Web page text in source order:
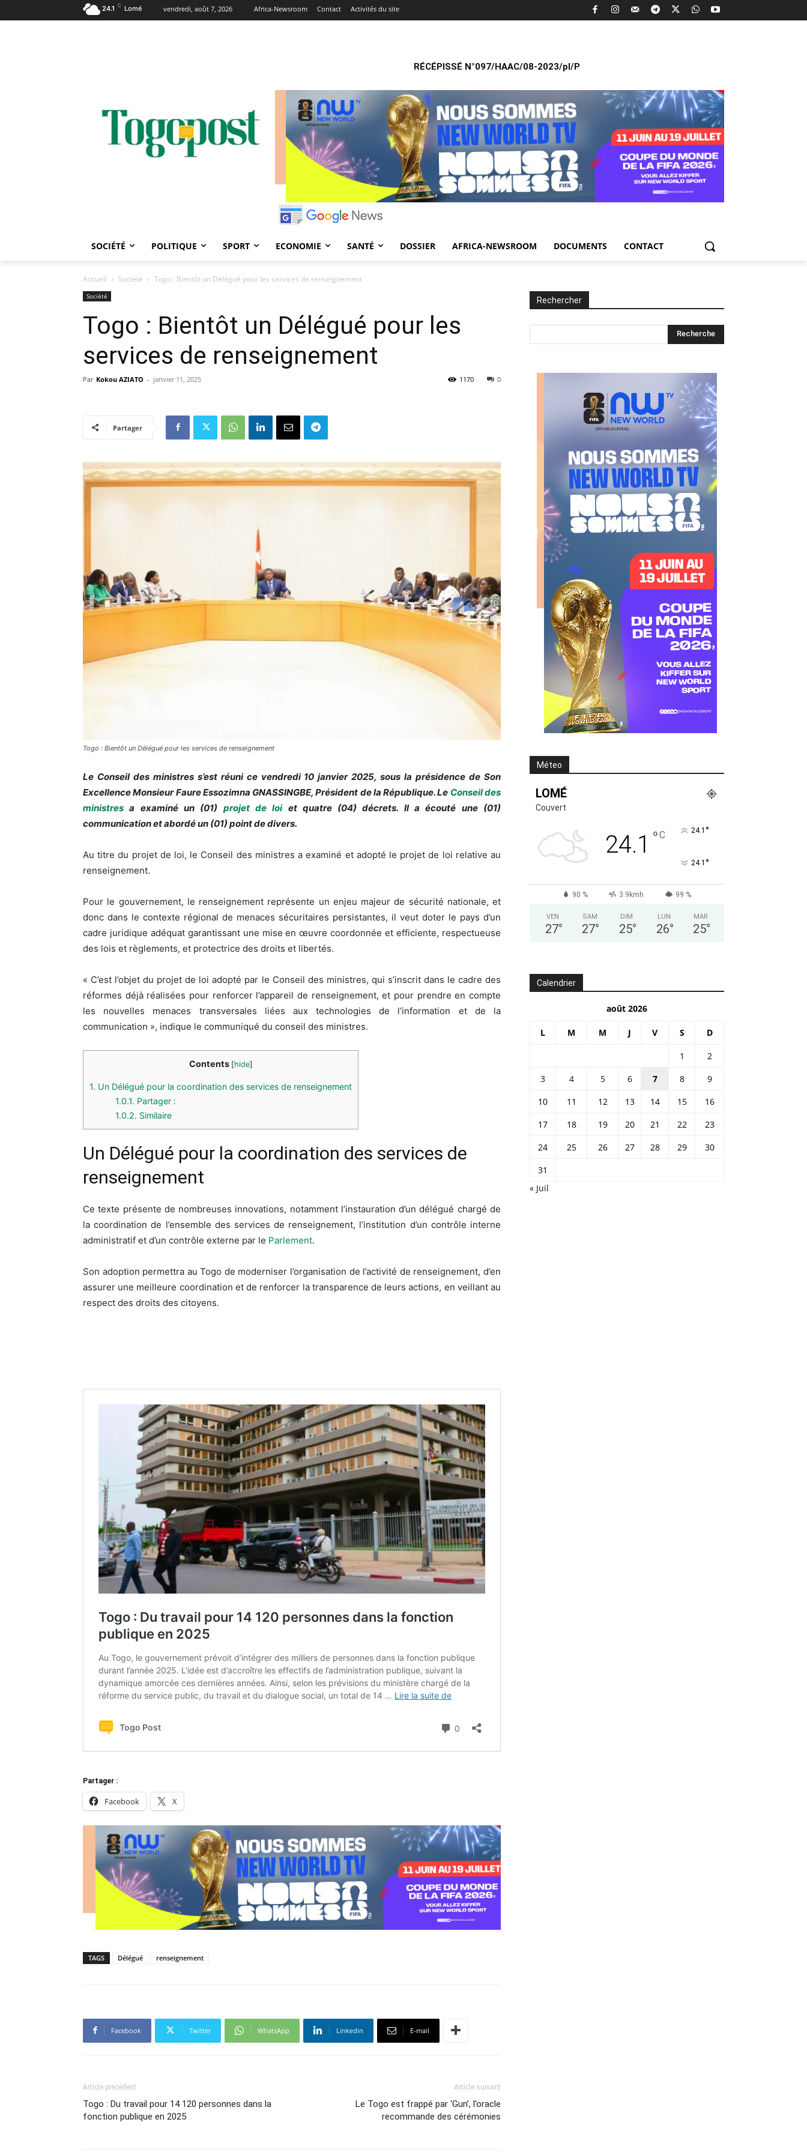
24.1 C Lomé vendredi, août 7, 2026 Africa-Newsroom Contact Activités du site
RÉCÉPISSÉ N°097/HAAC/08-2023/pl/P
SOCIÉTÉ POLITIQUE SPORT ECONOMIE SANTÉ DOSSIER AFRICA-NEWSROOM DOCUMENTS CONTACT
Accueil Société Togo : Bientôt un Délégué pour les services de renseignement
Société
Togo : Bientôt un Délégué pour les
services de renseignement
Par Kokou AZIATO - janvier 11, 2025 0
1170
Partager
Togo : Bientôt un Délégué pour les services de renseignement
Le Conseil des ministres s’est réuni ce vendredi 10 janvier 2025, sous la présidence de Son
Excellence Monsieur Faure Essozimna GNASSINGBE, Président de la République. Le Conseil des
ministres a examiné un (01) projet de loiet quatre (04) décrets. Il a écouté une (01)
communication et abordé un (01) point de divers.
Au titre du projet de loi, le Conseil des ministres a examiné et adopté le projet de loi relative au
renseignement.
Pour le gouvernement, le renseignement représente un enjeu majeur de sécurité nationale, et
donc dans le contexte régional de menaces sécuritaires persistantes, il veut doter le pays d’un
cadre juridique adéquat garantissant une mise en œuvre coordonnée et efficiente, respectueuse
des lois et règlements, et protectrice des droits et libertés.
« C’est l’objet du projet de loi adopté par le Conseil des ministres, qui s’inscrit dans le cadre des
réformes déjà réalisées pour renforcer l’appareil de renseignement, et pour prendre en compte
les nouvelles menaces transversales liées aux technologies de l’information et de la
communication », indique le communiqué du conseil des ministres.
Contents [hide]
1. Un Délégué pour la coordination des services de renseignement
1.0.1. Partager :
1.0.2. Similaire
Un Délégué pour la coordination des services de
renseignement
Ce texte présente de nombreuses innovations, notamment l’instauration d’un délégué chargé de
la coordination de l’ensemble des services de renseignement, l’institution d’un contrôle interne
administratif et d’un contrôle externe par le Parlement.
Son adoption permettra au Togo de moderniser l’organisation de l’activité de renseignement, d’en
assurer une meilleure coordination et de renforcer la transparence de leurs actions, en veillant au
respect des droits des citoyens.
Partager :
Facebook X
TAGS Délégué renseignement
Facebook Twitter WhatsApp Linkedin E-mail
Article précédent
Togo : Du travail pour 14 120 personnes dans la
fonction publique en 2025
Article suivant
Le Togo est frappé par ‘Gun’, l’oracle
recommande des cérémonies
Rechercher
Méteo
LOMÉ
Couvert
24.1 °C 24.1 °
24.1 °
90 % 3.9kmh 99 %
VEN
27°
SAM
27°
DIM
25°
LUN
26°
MAR
25°
Calendrier
août 2026
L M M J V S D
1
2
3
4 5 6 7 8
9
10
11 12 13 14 15
16
17
18 19 20 21 22
23
24
25 26 27 28 29
30
31
« Juil